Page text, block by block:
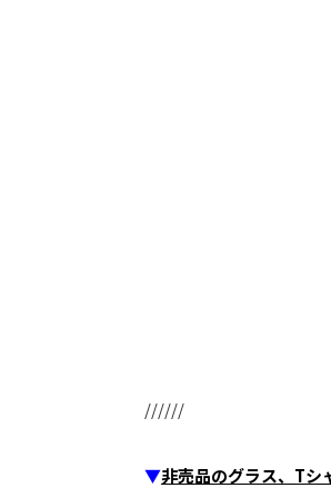
//////
▼非売品のグラス、Tシ